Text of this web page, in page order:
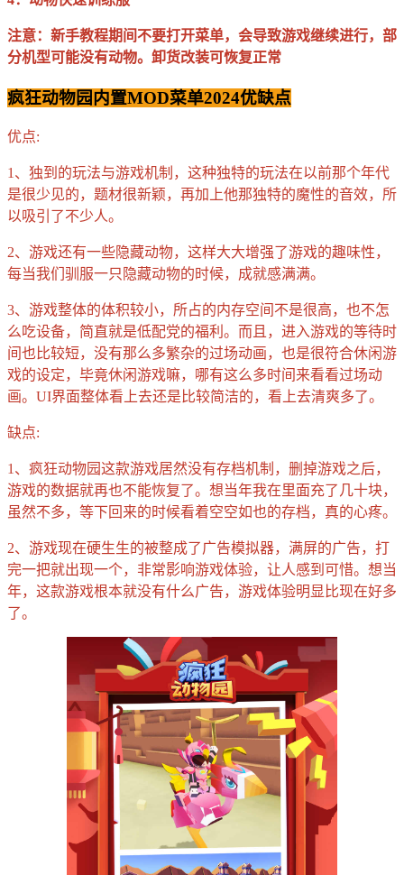
注意：新手教程期间不要打开菜单，会导致游戏继续进行，部
分机型可能没有动物。卸货改装可恢复正常
疯狂动物园内置MOD菜单2024优缺点
优点:
1、独到的玩法与游戏机制，这种独特的玩法在以前那个年代
是很少见的，题材很新颖，再加上他那独特的魔性的音效，所
以吸引了不少人。
2、游戏还有一些隐藏动物，这样大大增强了游戏的趣味性，
每当我们驯服一只隐藏动物的时候，成就感满满。
3、游戏整体的体积较小，所占的内存空间不是很高，也不怎
么吃设备，简直就是低配党的福利。而且，进入游戏的等待时
间也比较短，没有那么多繁杂的过场动画，也是很符合休闲游
戏的设定，毕竟休闲游戏嘛，哪有这么多时间来看看过场动
画。UI界面整体看上去还是比较简洁的，看上去清爽多了。
缺点:
1、疯狂动物园这款游戏居然没有存档机制，删掉游戏之后，
游戏的数据就再也不能恢复了。想当年我在里面充了几十块，
虽然不多，等下回来的时候看着空空如也的存档，真的心疼。
2、游戏现在硬生生的被整成了广告模拟器，满屏的广告，打
完一把就出现一个，非常影响游戏体验，让人感到可惜。想当
年，这款游戏根本就没有什么广告，游戏体验明显比现在好多
了。